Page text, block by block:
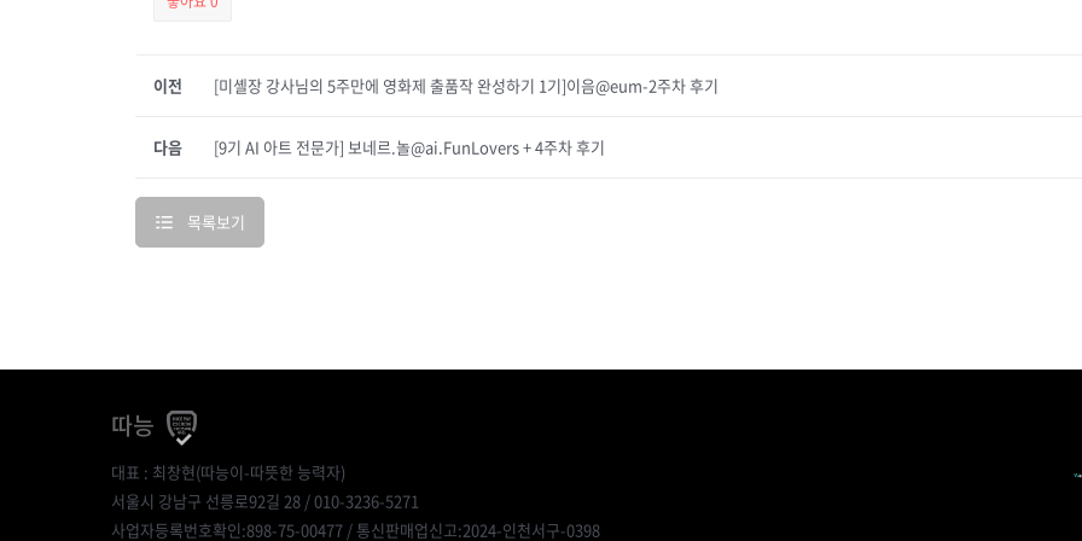
이전 [미셸장 강사님의 5주만에 영화제 출품작 완성하기 1기]이음@eum-2주차 후기
[9기 AI 아트 전문가] 보네르.놀@ai.FunLovers + 4주차 후기
다음
목록보기
따능
대표 : 최창현(따능이-따뜻한 능력자)
서울시 강남구 선릉로92길 28 / 010-3236-5271
사업자등록번호확인:898-75-00477 / 통신판매업신고:2024-인천서구-0398